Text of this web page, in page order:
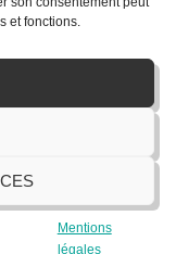
et fonctions.
Mentions
légales
| Mentions légales